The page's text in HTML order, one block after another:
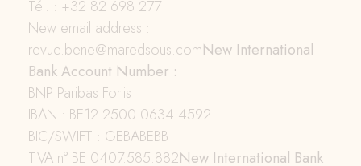
Tél. : +32 82 698 277
New email address :
revue.bene@maredsous.comNew International
Bank Account Number :
BNP Paribas Fortis
IBAN : BE12 2500 0634 4592
BIC/SWIFT : GEBABEBB
TVA n° BE 0407.585.882New International Bank